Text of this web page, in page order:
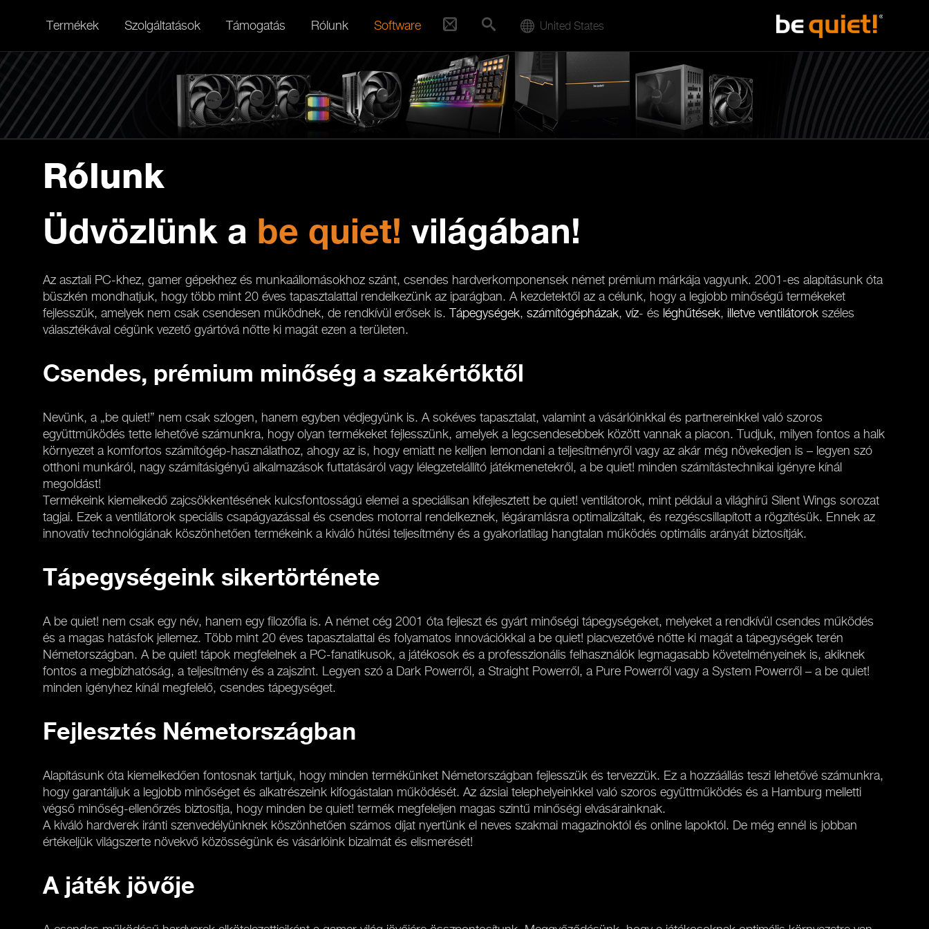
Termékek Szolgáltatások Támogatás Rólunk Software United States
Rólunk
Üdvözlünk a be quiet! világában!
Az asztali PC-khez, gamer gépekhez és munkaállomásokhoz szánt, csendes hardverkomponensek német prémium márkája vagyunk. 2001-es alapításunk óta
büszkén mondhatjuk, hogy több mint 20 éves tapasztalattal rendelkezünk az iparágban. A kezdetektől az a célunk, hogy a legjobb minőségű termékeket
fejlesszük, amelyek nem csak csendesen működnek, de rendkívül erősek is.Tápegységek, számítógépházak, víz- és léghűtések, illetve ventilátorok széles
választékával cégünk vezető gyártóvá nőtte ki magát ezen a területen.
Csendes, prémium minőség a szakértőktől
Nevünk, a „be quiet!” nem csak szlogen, hanem egyben védjegyünk is. A sokéves tapasztalat, valamint a vásárlóinkkal és partnereinkkel való szoros
együttműködés tette lehetővé számunkra, hogy olyan termékeket fejlesszünk, amelyek a legcsendesebbek között vannak a piacon. Tudjuk, milyen fontos a halk
környezet a komfortos számítógép-használathoz, ahogy az is, hogy emiatt ne kelljen lemondani a teljesítményről vagy az akár még növekedjen is – legyen szó
otthoni munkáról, nagy számításigényű alkalmazások futtatásáról vagy lélegzetelállító játékmenetekről, a be quiet! minden számítástechnikai igényre kínál
megoldást!
Termékeink kiemelkedő zajcsökkentésének kulcsfontosságú elemei a speciálisan kifejlesztett be quiet! ventilátorok, mint például a világhírű Silent Wings sorozat
tagjai. Ezek a ventilátorok speciális csapágyazással és csendes motorral rendelkeznek, légáramlásra optimalizáltak, és rezgéscsillapított a rögzítésük. Ennek az
innovatív technológiának köszönhetően termékeink a kiváló hűtési teljesítmény és a gyakorlatilag hangtalan működés optimális arányát biztosítják.
Tápegységeink sikertörténete
A be quiet! nem csak egy név, hanem egy filozófia is. A német cég 2001 óta fejleszt és gyárt minőségi tápegységeket, melyeket a rendkívül csendes működés
és a magas hatásfok jellemez. Több mint 20 éves tapasztalattal és folyamatos innovációkkal a be quiet! piacvezetővé nőtte ki magát a tápegységek terén
Németországban. A be quiet! tápok megfelelnek a PC-fanatikusok, a játékosok és a professzionális felhasználók legmagasabb követelményeinek is, akiknek
fontos a megbízhatóság, a teljesítmény és a zajszint. Legyen szó a Dark Powerről, a Straight Powerről, a Pure Powerről vagy a System Powerről – a be quiet!
minden igényhez kínál megfelelő, csendes tápegységet.
Fejlesztés Németországban
Alapításunk óta kiemelkedően fontosnak tartjuk, hogy minden termékünket Németországban fejlesszük és tervezzük. Ez a hozzáállás teszi lehetővé számunkra,
hogy garantáljuk a legjobb minőséget és alkatrészeink kifogástalan működését. Az ázsiai telephelyeinkkel való szoros együttműködés és a Hamburg melletti
végső minőség-ellenőrzés biztosítja, hogy minden be quiet! termék megfeleljen magas szintű minőségi elvásárainknak.
A kiváló hardverek iránti szenvedélyünknek köszönhetően számos díjat nyertünk el neves szakmai magazinoktól és online lapoktól. De még ennél is jobban
értékeljük világszerte növekvő közösségünk és vásárlóink bizalmát és elismerését!
A játék jövője